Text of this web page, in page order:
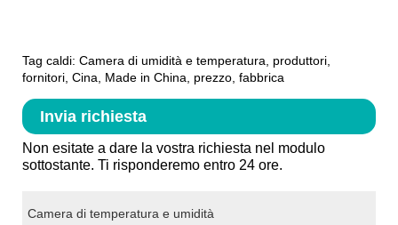
Tag caldi: Camera di umidità e temperatura, produttori,
fornitori, Cina, Made in China, prezzo, fabbrica
Invia richiesta
Non esitate a dare la vostra richiesta nel modulo
sottostante. Ti risponderemo entro 24 ore.